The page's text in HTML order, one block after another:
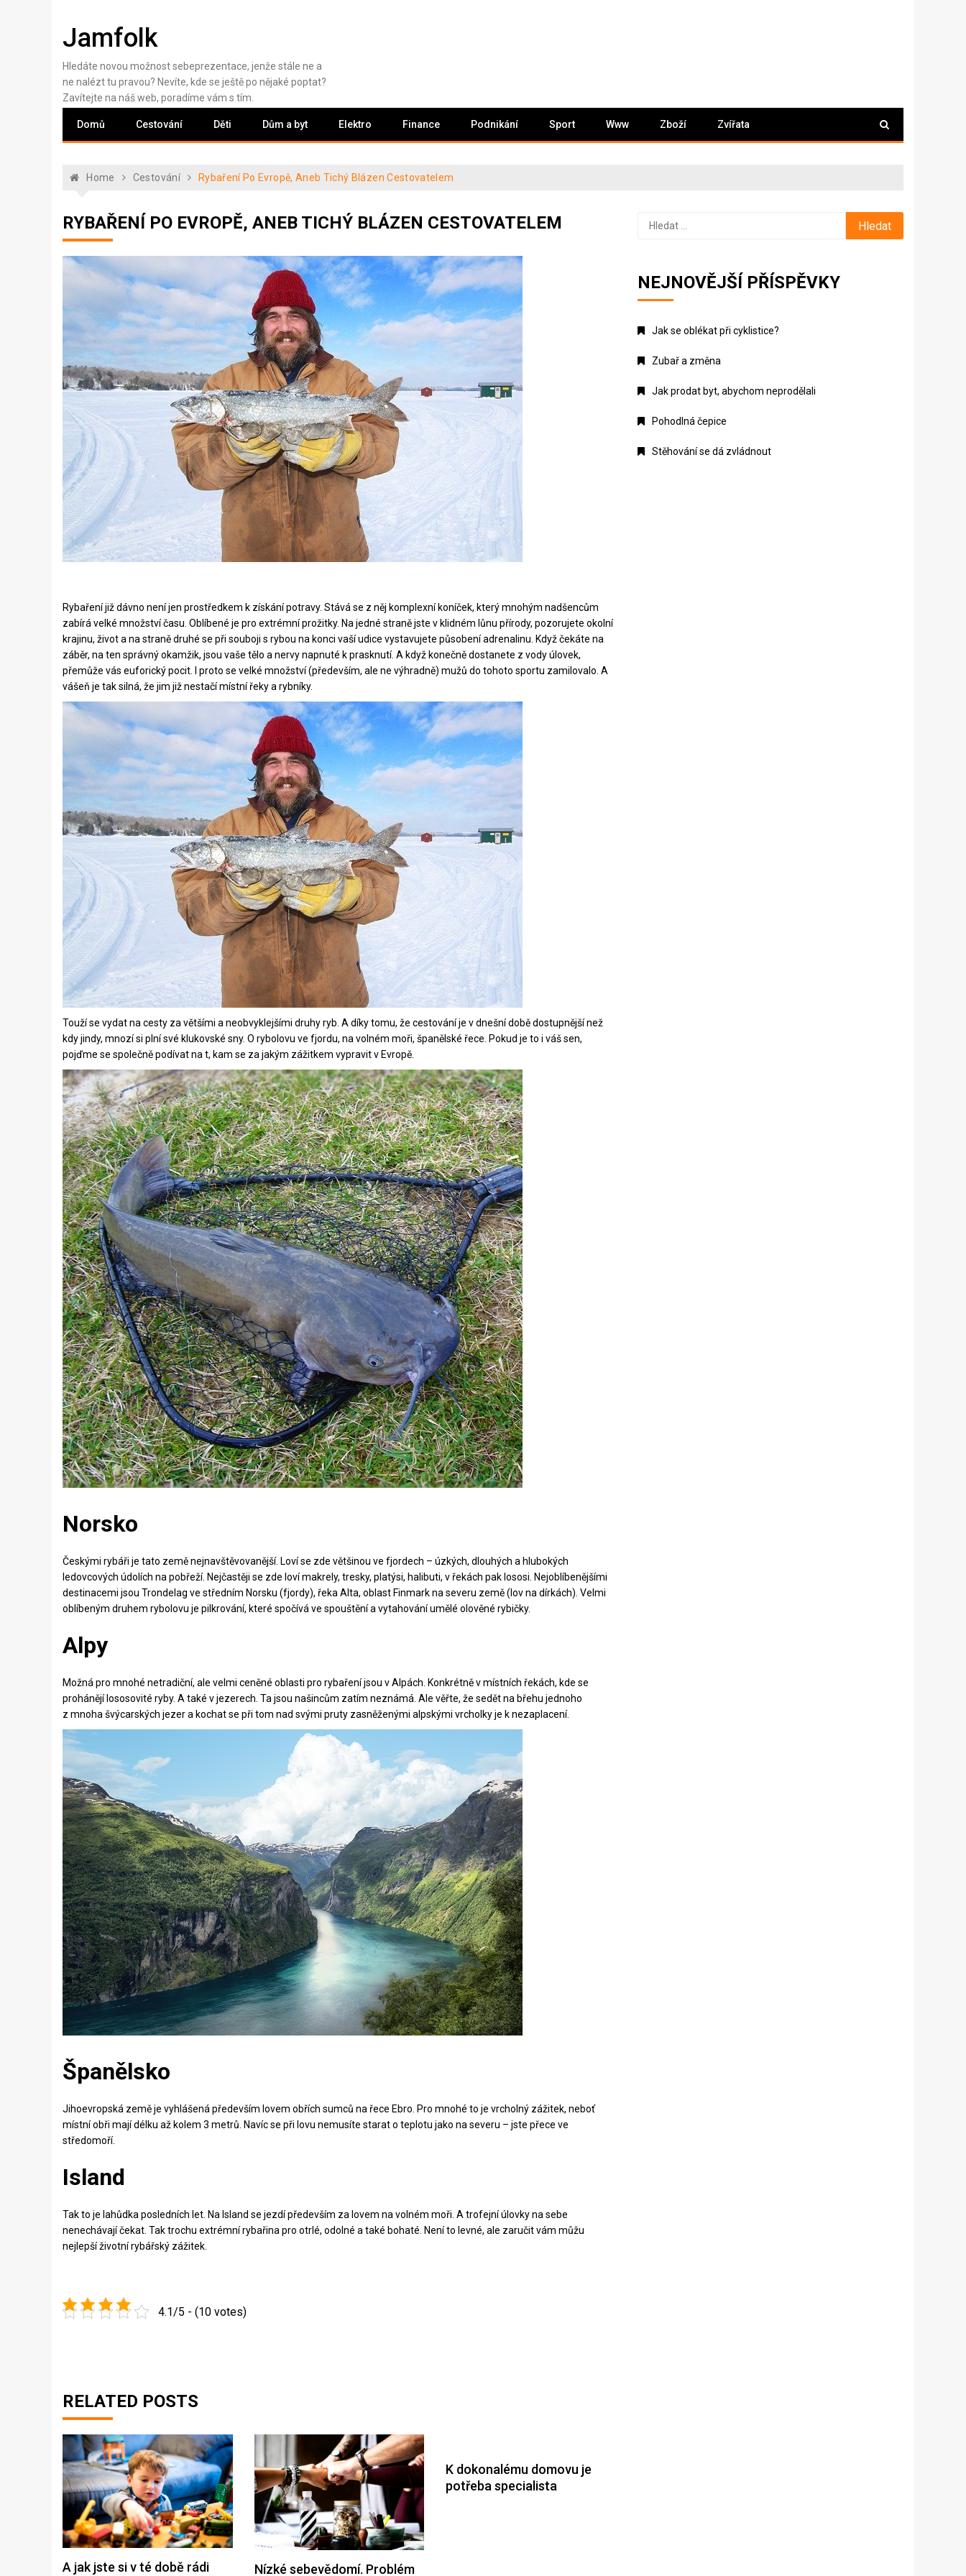
content
Jamfolk
Hledáte novou možnost sebeprezentace, jenže stále ne a
ne nalézt tu pravou? Nevíte, kde se ještě po nějaké poptat?
Zavítejte na náš web, poradíme vám s tím.
Domů Cestování Děti Dům a byt Elektro Finance Podnikání Sport Www Zboží Zvířata
Home Cestování Rybaření Po Evropě, Aneb Tichý Blázen Cestovatelem
RYBAŘENÍ PO EVROPĚ, ANEB TICHÝ BLÁZEN CESTOVATELEM
Rybaření již dávno není jen prostředkem k získání potravy. Stává se z něj komplexní koníček, který mnohým nadšencům
zabírá velké množství času. Oblíbené je pro extrémní prožitky. Na jedné straně jste v klidném lůnu přírody, pozorujete okolní
krajinu, život a na straně druhé se při souboji s rybou na konci vaší udice vystavujete působení adrenalinu. Když čekáte na
záběr, na ten správný okamžik, jsou vaše tělo a nervy napnuté k prasknutí. A když konečně dostanete z vody úlovek,
přemůže vás euforický pocit. I proto se velké množství (především, ale ne výhradně) mužů do tohoto sportu zamilovalo. A
vášeň je tak silná, že jim již nestačí místní řeky a rybníky.
Touží se vydat na cesty za většími a neobvyklejšími druhy ryb. A díky tomu, že cestování je v dnešní době dostupnější než
kdy jindy, mnozí si plní své klukovské sny. O rybolovu ve fjordu, na volném moři, španělské řece. Pokud je to i váš sen,
pojďme se společně podívat na t, kam se za jakým zážitkem vypravit v Evropě.
Norsko
Českými rybáři je tato země nejnavštěvovanější. Loví se zde většinou ve fjordech – úzkých, dlouhých a hlubokých
ledovcových údolích na pobřeží. Nejčastěji se zde loví makrely, tresky, platýsi, halibuti, v řekách pak lososi. Nejoblíbenějšími
destinacemi jsou Trondelag ve středním Norsku (fjordy), řeka Alta, oblast Finmark na severu země (lov na dírkách). Velmi
oblíbeným druhem rybolovu je pilkrování, které spočívá ve spouštění a vytahování umělé olověné rybičky.
Alpy
Možná pro mnohé netradiční, ale velmi ceněné oblasti pro rybaření jsou v Alpách. Konkrétně v místních řekách, kde se
prohánějí lososovité ryby. A také v jezerech. Ta jsou našincům zatím neznámá. Ale věřte, že sedět na břehu jednoho
z mnoha švýcarských jezer a kochat se při tom nad svými pruty zasněženými alpskými vrcholky je k nezaplacení.
Španělsko
Jihoevropská země je vyhlášená především lovem obřích sumců na řece Ebro. Pro mnohé to je vrcholný zážitek, neboť
místní obři mají délku až kolem 3 metrů. Navíc se při lovu nemusíte starat o teplotu jako na severu – jste přece ve
středomoří.
Island
Tak to je lahůdka posledních let. Na Island se jezdí především za lovem na volném moři. A trofejní úlovky na sebe
nenechávají čekat. Tak trochu extrémní rybařina pro otrlé, odolné a také bohaté. Není to levné, ale zaručit vám můžu
nejlepší životní rybářský zážitek.
4.1/5 - (10 votes)
RELATED POSTS
A jak jste si v té době rádi
Nízké sebevědomí. Problém
K dokonalému domovu je
potřeba specialista
Vyhledávání
NEJNOVĚJŠÍ PŘÍSPĚVKY
Jak se oblékat při cyklistice?
Zubař a změna
Jak prodat byt, abychom neprodělali
Pohodlná čepice
Stěhování se dá zvládnout